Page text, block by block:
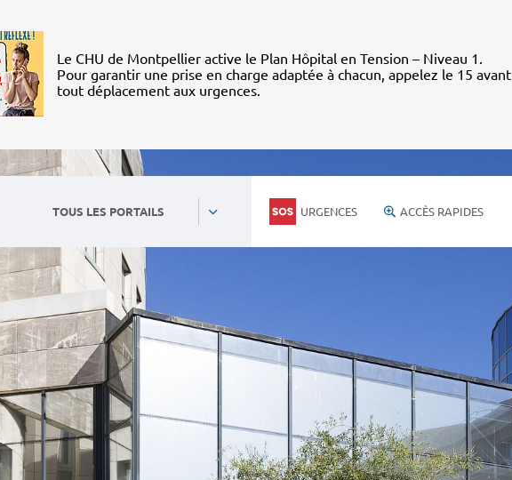
Le CHU de Montpellier active le Plan Hôpital en Tension – Niveau 1.
Pour garantir une prise en charge adaptée à chacun, appelez le 15 avant
tout déplacement aux urgences.
TOUS LES PORTAILS URGENCES ACCÈS RAPIDES